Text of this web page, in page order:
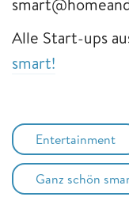
Alle Start-ups
smart!
Entertainment
Ganz schön